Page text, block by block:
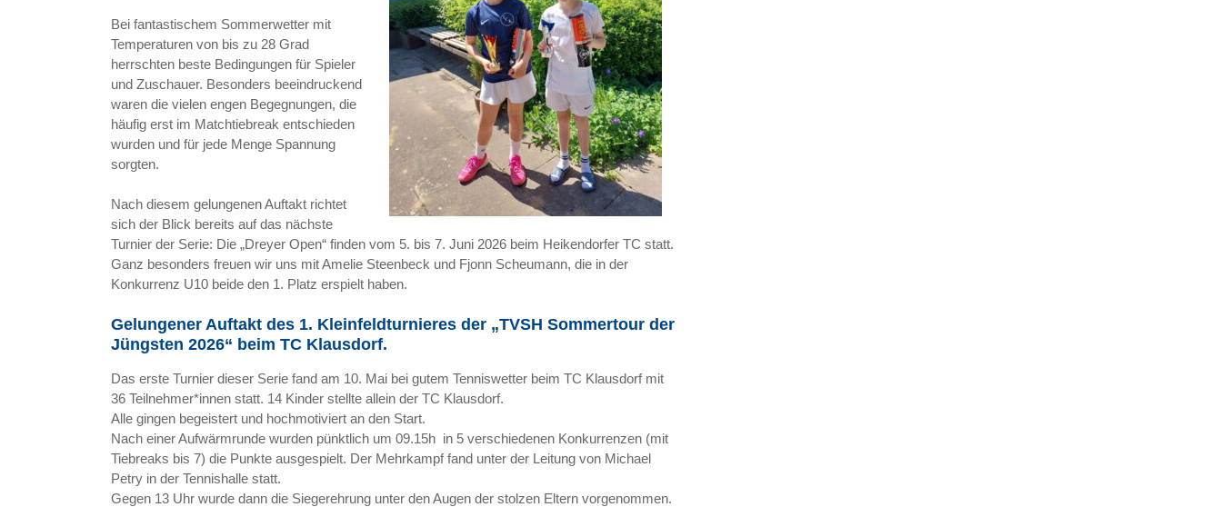
Bei fantastischem Sommerwetter mit
Temperaturen von bis zu 28 Grad
herrschten beste Bedingungen für Spieler
und Zuschauer. Besonders beeindruckend
waren die vielen engen Begegnungen, die
häufig erst im Matchtiebreak entschieden
wurden und für jede Menge Spannung
sorgten.
Nach diesem gelungenen Auftakt richtet
sich der Blick bereits auf das nächste
Turnier der Serie: Die „Dreyer Open“ finden vom 5. bis 7. Juni 2026 beim Heikendorfer TC statt.
Ganz besonders freuen wir uns mit Amelie Steenbeck und Fjonn Scheumann, die in der
Konkurrenz U10 beide den 1. Platz erspielt haben.
Gelungener Auftakt des 1. Kleinfeldturnieres der „TVSH Sommertour der
Jüngsten 2026“ beim TC Klausdorf.
Das erste Turnier dieser Serie fand am 10. Mai bei gutem Tenniswetter beim TC Klausdorf mit
36 Teilnehmer*innen statt. 14 Kinder stellte allein der TC Klausdorf.
Alle gingen begeistert und hochmotiviert an den Start.
Nach einer Aufwärmrunde wurden pünktlich um 09.15h in 5 verschiedenen Konkurrenzen (mit
Tiebreaks bis 7) die Punkte ausgespielt. Der Mehrkampf fand unter der Leitung von Michael
Petry in der Tennishalle statt.
Gegen 13 Uhr wurde dann die Siegerehrung unter den Augen der stolzen Eltern vorgenommen.